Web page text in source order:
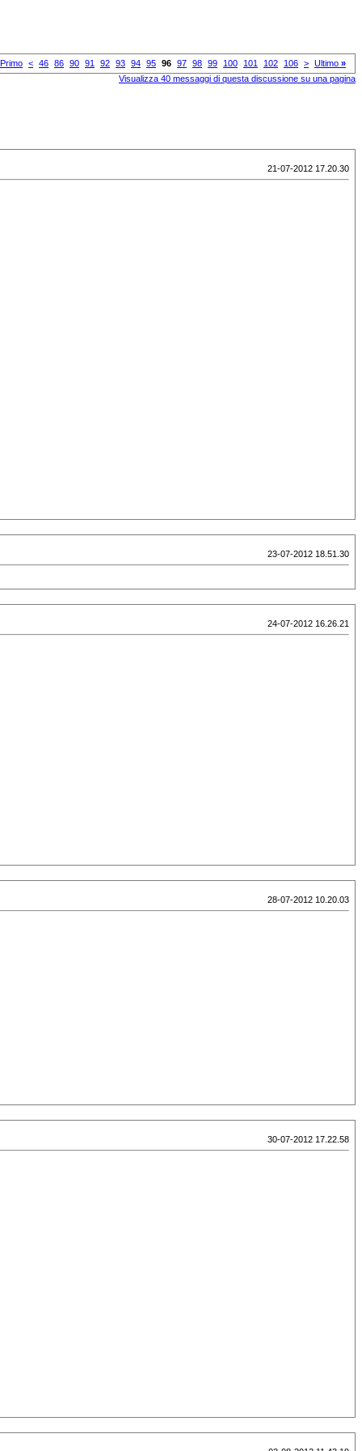
Primo < 46 86 90 91 92 93 94 95 96 97 98 99 100 101 102 106 > Ultimo »
Visualizza 40 messaggi di questa discussione su una pagina
21-07-2012 17.20.30
23-07-2012 18.51.30
24-07-2012 16.26.21
28-07-2012 10.20.03
30-07-2012 17.22.58